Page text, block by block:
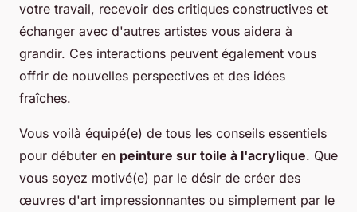
votre travail, recevoir des critiques constructives et
échanger avec d'autres artistes vous aidera à
grandir. Ces interactions peuvent également vous
offrir de nouvelles perspectives et des idées
fraîches.
Vous voilà équipé(e) de tous les conseils essentiels
pour débuter en peinture sur toile à l'acrylique. Que
vous soyez motivé(e) par le désir de créer des
œuvres d'art impressionnantes ou simplement par le